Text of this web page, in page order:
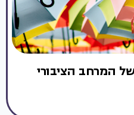
המרחב הציבורי